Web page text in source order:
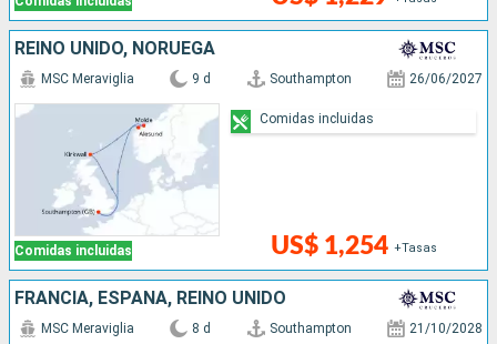
REINO UNIDO, NORUEGA
Comidas incluidas
MSC Meraviglia 9 d Southampton 26/06/2027
US$ 1,254 +Tasas
Comidas incluidas
FRANCIA, ESPAÑA, REINO UNIDO
MSC Meraviglia 8 d Southampton 21/10/2028